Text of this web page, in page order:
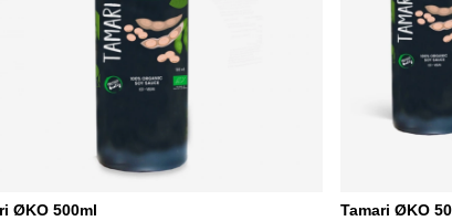
ØKO 500ml Tamari ØKO